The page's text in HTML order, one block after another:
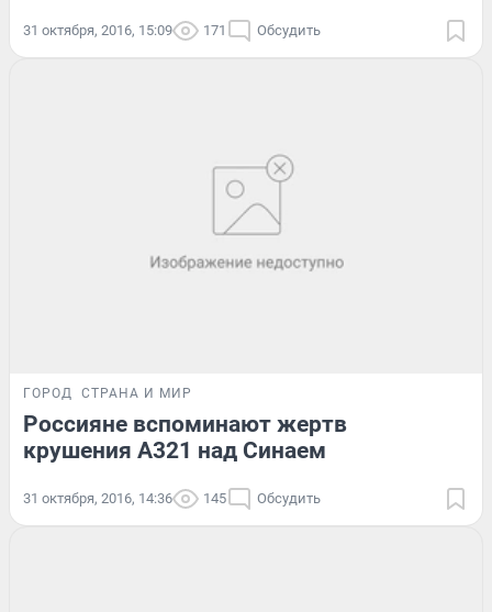
31 октября, 2016, 15:09 171 Обсудить
ГОРОД СТРАНА И МИР
Россияне вспоминают жертв
крушения А321 над Синаем
31 октября, 2016, 14:36 145 Обсудить